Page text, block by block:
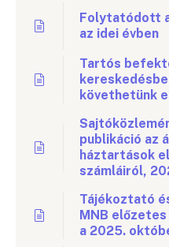
Folytatódott
az idei évben
Tartós
követhetünk
publikáció az
háztartások
számláiról,
Tájékoztató
MNB
a 2025.